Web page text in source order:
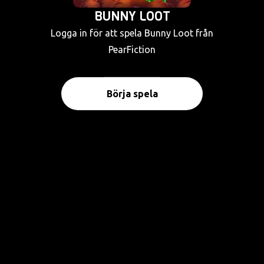
BUNNY LOOT
Logga in för att spela Bunny Loot från
PearFiction
Börja spela